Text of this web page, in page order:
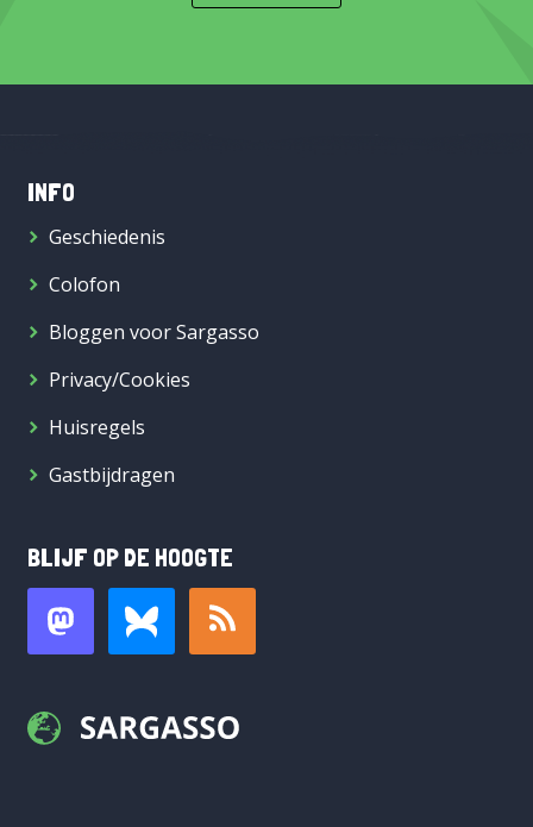
INFO
Geschiedenis
Colofon
Bloggen voor Sargasso
Privacy/Cookies
Huisregels
Gastbijdragen
BLIJF OP DE HOOGTE